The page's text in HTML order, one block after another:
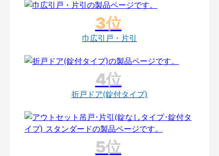
巾広引戸・片引
折戸ドア(錠付タイプ)